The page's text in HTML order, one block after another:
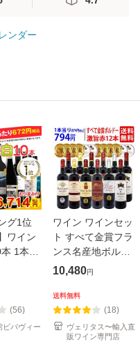
ンダー
グ1位
ワイン
1本
セット
み比べ
赤 白
(56)
ビバヴィー
ワイン ワインセッ
ト すべて金賞フラ
ンス名産地ボルド
ー激旨赤１２本セ
送料無料
^W0DIA1SE^
10,480円
送料無料
(18)
ヴェリタス〜輸入直
販ワイン専門店